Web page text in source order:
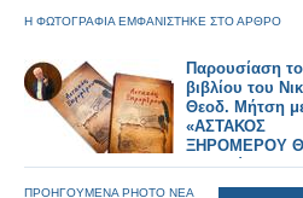
Η ΦΩΤΟΓΡΑΦΙΑ ΕΜΦΑΝΙΣΤΗΚΕ ΣΤΟ ΑΡΘΡΟ
Παρουσίαση
βιβλίου του
Θεοδ. Μήτση με
«ΑΣΤΑΚΟΣ
ΞΗΡΟΜΕΡΟΥ
και Αγώνες στα
1821»...
ΠΡΟΗΓΟΥΜΕΝΑ PHOTO ΝΕΑ